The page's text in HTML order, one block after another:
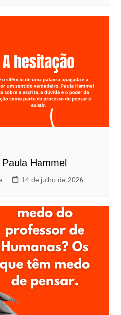
Hammel
14 de julho de 2026